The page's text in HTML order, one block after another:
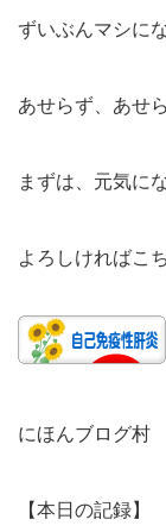
ずいぶんマシに
あせらず、あせら
まずは、元気に
よろしければこ
にほんブログ村
【本日の記録】